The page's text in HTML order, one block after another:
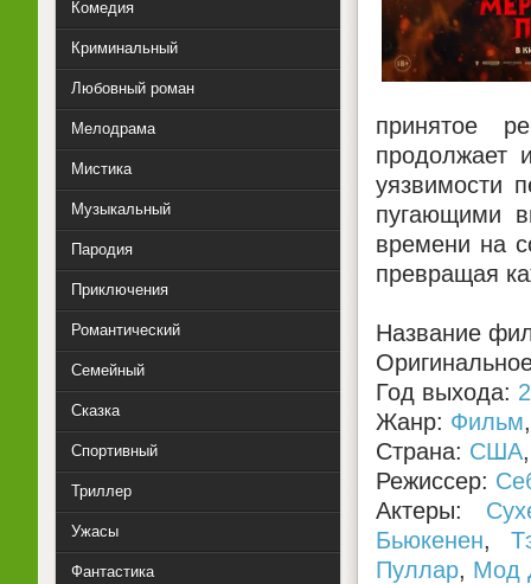
принятое
продолжает
уязвимости
пугающими
времени на
превращая
Название
Год выхода:
Жанр: Фильм
Страна: США
Режиссер:
Актеры:
Бьюкенен,
Пуллар, Мод
Комедия
Криминальный
Любовный роман
Мелодрама
Мистика
Музыкальный
Пародия
Приключения
Романтический
Семейный
Сказка
Спортивный
Триллер
Ужасы
Фантастика